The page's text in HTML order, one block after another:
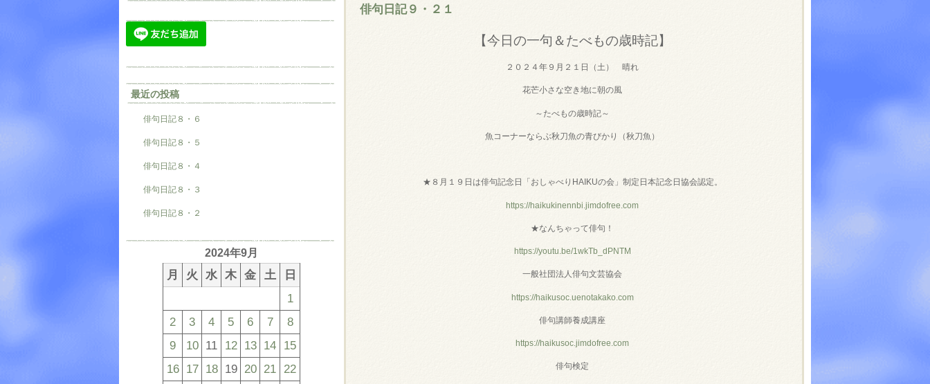
俳句日記９・２１
【今日の一句＆たべもの歳時記】
２０２４年９月２１日（土） 晴れ
花芒小さな空き地に朝の風
～たべもの歳時記～
魚コーナーならぶ秋刀魚の青びかり（秋刀魚）
★８月１９日は俳句記念日「おしゃべりHAIKUの会」制定日本記念日協会認定。
https://haikukinennbi.jimdofree.com
★なんちゃって俳句！
https://youtu.be/1wkTb_dPNTM
一般社団法人俳句文芸協会
https://haikusoc.uenotakako.com
俳句講師養成講座
https://haikusoc.jimdofree.com
俳句検定
最近の投稿
俳句日記８・６
俳句日記８・５
俳句日記８・４
俳句日記８・３
俳句日記８・２
2024年9月
月 火 水 木 金 土
日
1
2
3 4 5 6 7
8
9
10 11 12 13 14 15
16 17 18 19 20 21 22